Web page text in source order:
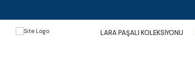
LARA PAŞALI KOLEKSİYONU